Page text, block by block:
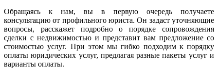
Обращаясь к нам, вы в первую очередь получаете
консультацию от профильного юриста. Он задаст уточняющие
вопросы, расскажет подробно о порядке сопровождения
сделки с недвижимостью и представит вам предложение со
стоимостью услуг. При этом мы гибко подходим к порядку
оплаты юридических услуг, предлагая разные пакеты услуг и
варианты оплаты.